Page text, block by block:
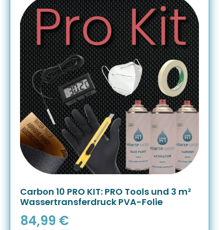
Carbon 10 PRO KIT: PRO Tools und 3 m²
Wassertransferdruck PVA-Folie
84,99 €